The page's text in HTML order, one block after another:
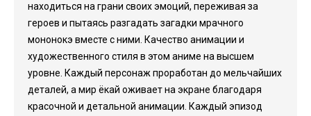
находиться на грани своих эмоций, переживая за
героев и пытаясь разгадать загадки мрачного
мононокэ вместе с ними. Качество анимации и
художественного стиля в этом аниме на высшем
уровне. Каждый персонаж проработан до мельчайших
деталей, а мир ёкай оживает на экране благодаря
красочной и детальной анимации. Каждый эпизод